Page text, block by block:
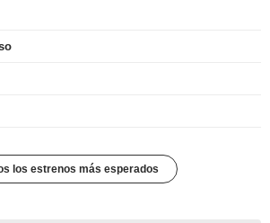
los estrenos más esperados